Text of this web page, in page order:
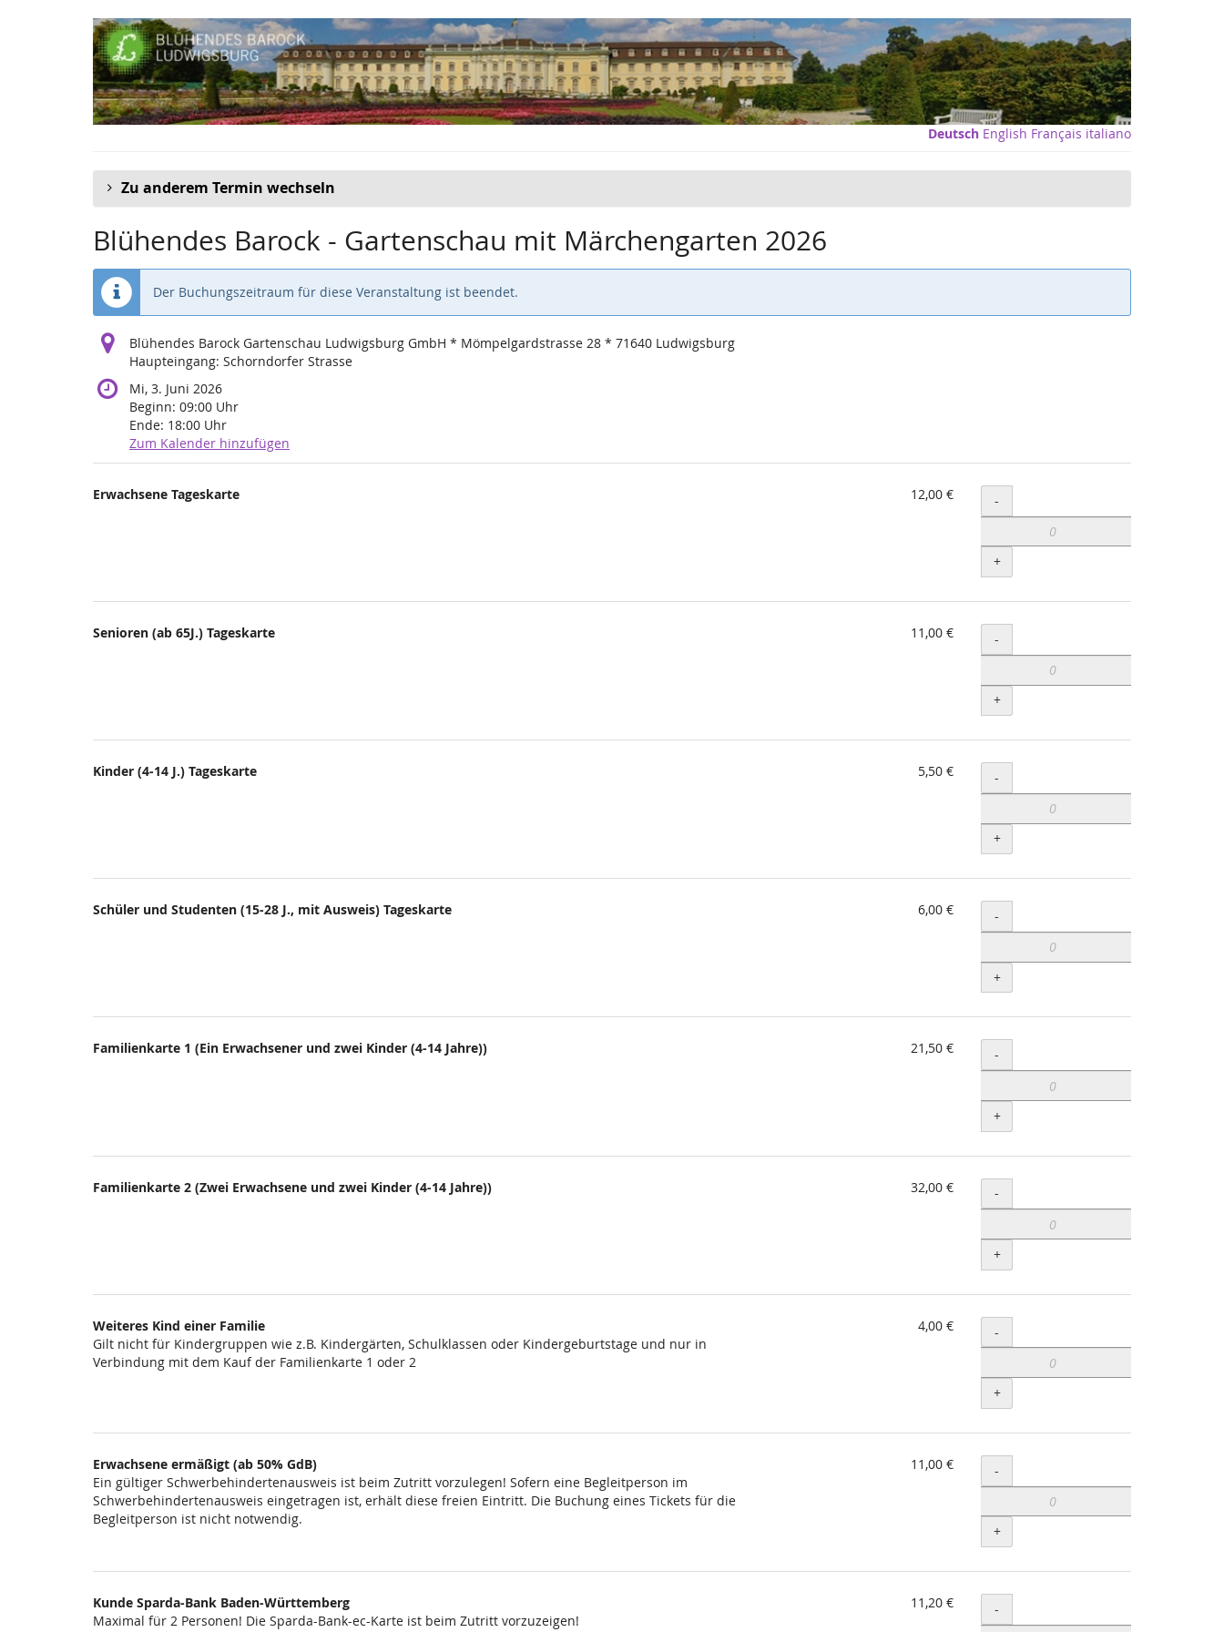
Deutsch English Français italiano
Zu anderem Termin wechseln
Blühendes Barock - Gartenschau mit Märchengarten 2026
Der Buchungszeitraum für diese Veranstaltung ist beendet.
Blühendes Barock Gartenschau Ludwigsburg GmbH * Mömpelgardstrasse 28 * 71640 Ludwigsburg
Haupteingang: Schorndorfer Strasse
Mi, 3. Juni 2026
Beginn: 09:00 Uhr
Ende: 18:00 Uhr
Zum Kalender hinzufügen
Produkte
Erwachsene Tageskarte 12,00 € Menge
-
+
Senioren (ab 65J.) Tageskarte 11,00 € Menge
-
+
Kinder (4-14 J.) Tageskarte 5,50 € Menge
-
+
Schüler und Studenten (15-28 J., mit Ausweis) Tageskarte 6,00 € Menge
-
+
Familienkarte 1 (Ein Erwachsener und zwei Kinder (4-14 Jahre)) 21,50 € Menge
-
+
Familienkarte 2 (Zwei Erwachsene und zwei Kinder (4-14 Jahre)) 32,00 € Menge
-
+
Weiteres Kind einer Familie
Gilt nicht für Kindergruppen wie z.B. Kindergärten, Schulklassen oder Kindergeburtstage und nur in
Verbindung mit dem Kauf der Familienkarte 1 oder 2
4,00 € Menge
-
+
Erwachsene ermäßigt (ab 50% GdB)
Ein gültiger Schwerbehindertenausweis ist beim Zutritt vorzulegen! Sofern eine Begleitperson im
Schwerbehindertenausweis eingetragen ist, erhält diese freien Eintritt. Die Buchung eines Tickets für die
Begleitperson ist nicht notwendig.
11,00 € Menge
-
+
Kunde Sparda-Bank Baden-Württemberg
Maximal für 2 Personen! Die Sparda-Bank-ec-Karte ist beim Zutritt vorzuzeigen!
11,20 € Menge
-